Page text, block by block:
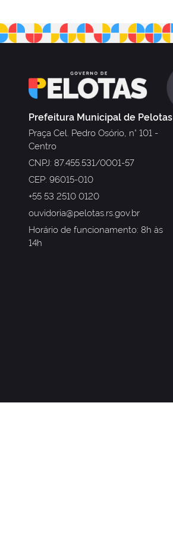
Prefeitura Municipal de Pelotas
Praça Cel. Pedro Osório, n° 101 -
Centro
CNPJ: 87.455.531/0001-57
CEP: 96015-010
+55 53 2510 0120
ouvidoria@pelotas.rs.gov.br
Horário de funcionamento: 8h às
14h